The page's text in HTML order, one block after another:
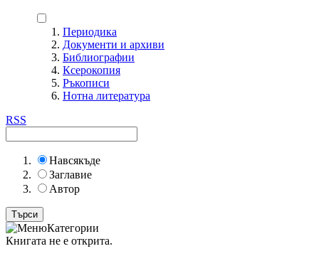
Периодика
Документи и архиви
Библиографии
Ксерокопия
Ръкописи
Нотна литература
RSS
Навсякъде
Заглавие
Автор
Категории
Книгата не е открита.